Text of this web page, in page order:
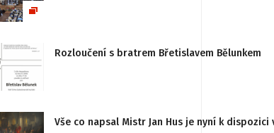
Rozloučení s bratrem Břetislavem Bělunkem
Vše co napsal Mistr Jan Hus je nyní k